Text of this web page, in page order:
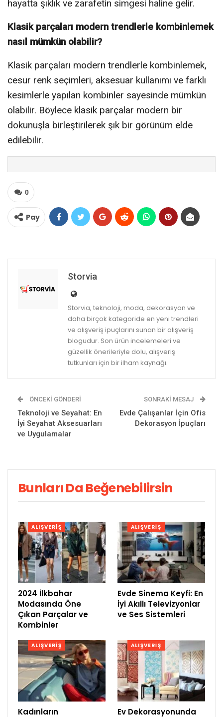
hayatta şıklık ve zarafetin simgesi haline gelir.
Klasik parçaları modern trendlerle kombinlemek
nasıl mümkün olabilir?
Klasik parçaları modern trendlerle kombinlemek,
cesur renk seçimleri, aksesuar kullanımı ve farklı
kesimlerle yapılan kombinler sayesinde mümkün
olabilir. Böylece klasik parçalar modern bir
dokunuşla birleştirilerek şık bir görünüm elde
edilebilir.
0
Pay
Storvia
Storvia, teknoloji, moda, dekorasyon ve
daha birçok kategoride en yeni trendleri
ve alışveriş ipuçlarını sunan bir alışveriş
blogudur. Son ürün incelemeleri ve
güzellik önerileriyle dolu, alışveriş
tutkunları için bir ilham kaynağı.
ÖNCEKI GÖNDERI
Teknoloji ve Seyahat: En
İyi Seyahat Aksesuarları
ve Uygulamalar
SONRAKI MESAJ
Evde Çalışanlar İçin Ofis
Dekorasyon İpuçları
Bunları Da Beğenebilirsin
ALIŞVERIŞ
2024 İlkbahar
Modasında Öne
Çıkan Parçalar ve
Kombinler
ALIŞVERIŞ
Evde Sinema Keyfi: En
İyi Akıllı Televizyonlar
ve Ses Sistemleri
ALIŞVERIŞ
Kadınların
ALIŞVERIŞ
Ev Dekorasyonunda